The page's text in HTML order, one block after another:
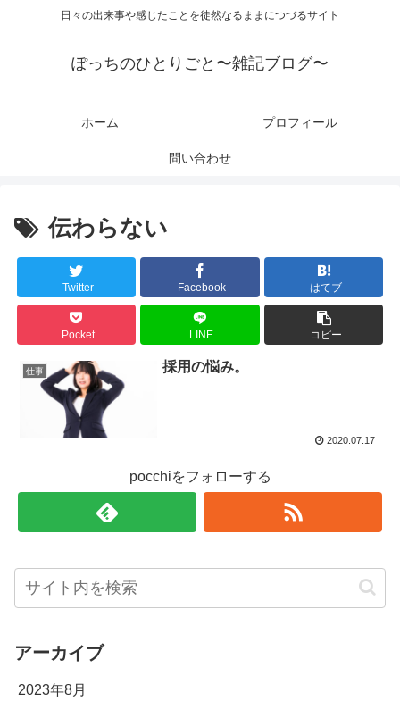
日々の出来事や感じたことを徒然なるままにつづるサイト
ぽっちのひとりごと〜雑記ブログ〜
ホーム プロフィール
問い合わせ
伝わらない
Twitter Facebook はてブ
Pocket LINE コピー
仕事 採用の悩み。
2020.07.17
pocchiをフォローする
アーカイブ
2023年8月